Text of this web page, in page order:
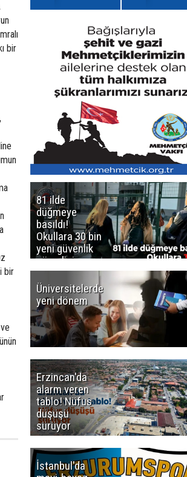
bir
bir
81 ilde
düğmeye
basıldı!
Okullara 30 bin
yeni güvenlik
görevlisi
Üniversitelerde
yeni dönem
Erzincan'da
alarm veren
tablo! Nüfus
düşüşü
sürüyor
İstanbul'da